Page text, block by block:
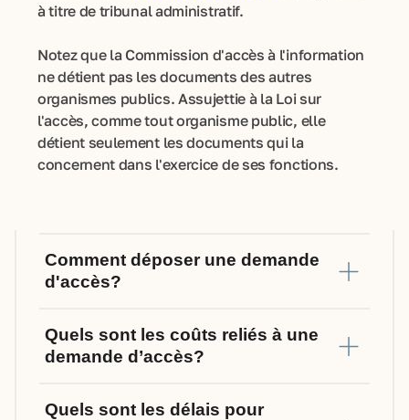
à titre de tribunal administratif.
Notez que la Commission d'accès à l'information
ne détient pas les documents des autres
organismes publics. Assujettie à la Loi sur
l'accès, comme tout organisme public, elle
détient seulement les documents qui la
concernent dans l'exercice de ses fonctions.
Comment déposer une demande
d'accès?
Quels sont les coûts reliés à une
demande d’accès?
Quels sont les délais pour